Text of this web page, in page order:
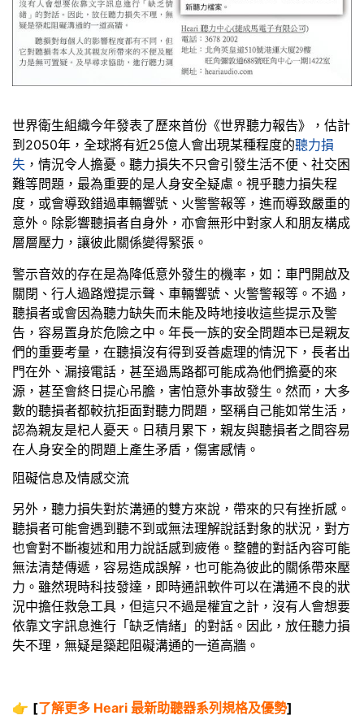
世界衛生組織今年發表了歷來首份《世界聽力報告》，估計
到2050年，全球將有近25億人會出現某種程度的聽力損
失 ，情況令人擔憂。聽力損失不只會引發生活不便、社交困
難等問題，最為重要的是人身安全疑慮。視乎聽力損失程
度，或會導致錯過車輛響號、火警警報等，進而導致嚴重的
意外。除影響聽損者自身外，亦會無形中對家人和朋友構成
層層壓力，讓彼此關係變得緊張。
警示音效的存在是為降低意外發生的機率，如：車門開啟及
關閉、行人過路燈提示聲、車輛響號、火警警報等。不過，
聽損者或會因為聽力缺失而未能及時地接收這些提示及警
告，容易置身於危險之中。年長一族的安全問題本已是親友
們的重要考量，在聽損沒有得到妥善處理的情況下，長者出
門在外、漏接電話，甚至過馬路都可能成為他們擔憂的來
源，甚至會終日提心吊膽，害怕意外事故發生。然而，大多
數的聽損者都較抗拒面對聽力問題，堅稱自己能如常生活，
認為親友是杞人憂天。日積月累下，親友與聽損者之間容易
在人身安全的問題上產生矛盾，傷害感情。
阻礙信息及情感交流
另外，聽力損失對於溝通的雙方來說，帶來的只有挫折感。
聽損者可能會遇到聽不到或無法理解說話對象的狀況，對方
也會對不斷複述和用力說話感到疲倦。整體的對話內容可能
無法清楚傳遞，容易造成誤解，也可能為彼此的關係帶來壓
力。雖然現時科技發達，即時通訊軟件可以在溝通不良的狀
況中擔任救急工具，但這只不過是權宜之計，沒有人會想要
依靠文字訊息進行「缺乏情緒」的對話。因此，放任聽力損
失不理，無疑是築起阻礙溝通的一道高牆。
👉 [了解更多 Heari 最新助聽器系列規格及優勢]